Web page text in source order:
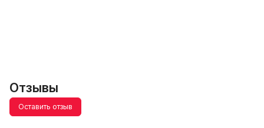
Отзывы
Оставить отзыв